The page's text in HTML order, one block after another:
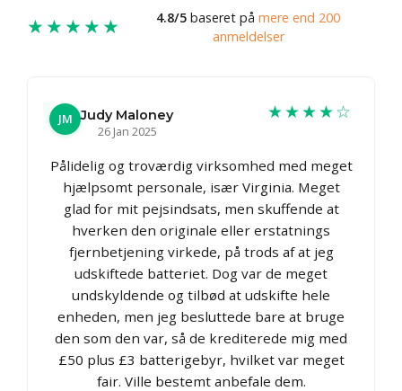
★★★★★ 4.8/5 baseret på mere end 200
anmeldelser
JM Judy Maloney
26 Jan 2025
★★★★☆
Pålidelig og troværdig virksomhed med meget
hjælpsomt personale, især Virginia. Meget
glad for mit pejsindsats, men skuffende at
hverken den originale eller erstatnings
fjernbetjening virkede, på trods af at jeg
udskiftede batteriet. Dog var de meget
undskyldende og tilbød at udskifte hele
enheden, men jeg besluttede bare at bruge
den som den var, så de krediterede mig med
£50 plus £3 batterigebyr, hvilket var meget
fair. Ville bestemt anbefale dem.